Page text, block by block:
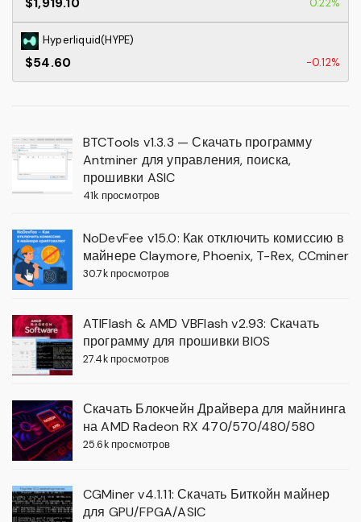
$1,919.10 0.22%
Hyperliquid(HYPE)
$54.60 -0.12%
BTCTools v1.3.3 — Скачать программу
Antminer для управления, поиска,
прошивки ASIC
41k просмотров
NoDevFee v15.0: Как отключить комиссию в
майнере Claymore, Phoenix, T-Rex, CCminer
30.7k просмотров
ATIFlash & AMD VBFlash v2.93: Скачать
программу для прошивки BIOS
27.4k просмотров
Скачать Блокчейн Драйвера для майнинга
на AMD Radeon RX 470/570/480/580
25.6k просмотров
CGMiner v4.1.11: Скачать Биткойн майнер
для GPU/FPGA/ASIC